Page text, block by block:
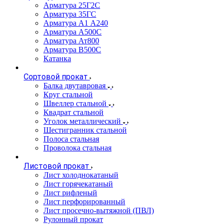
Арматура 25Г2С
Арматура 35ГС
Арматура А1 А240
Арматура А500С
Арматура Ат800
Арматура В500С
Катанка
Сортовой прокат
Балка двутавровая
Круг стальной
Швеллер стальной
Квадрат стальной
Уголок металлический
Шестигранник стальной
Полоса стальная
Проволока стальная
Листовой прокат
Лист холоднокатаный
Лист горячекатаный
Лист рифленый
Лист перфорированный
Лист просечно-вытяжной (ПВЛ)
Рулонный прокат